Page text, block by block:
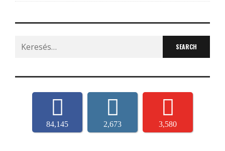
Search
for:
84,145 2,673 3,580